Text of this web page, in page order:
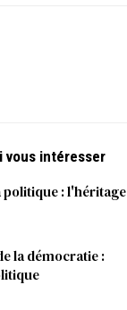
vous intéresser
politique : l'héritage
la démocratie :